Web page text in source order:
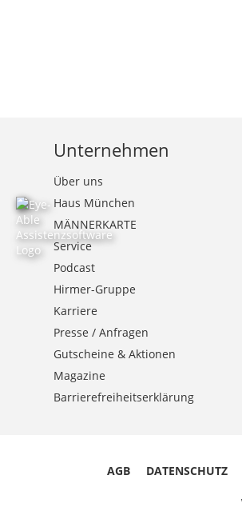
Unternehmen
Über uns
Haus München
MÄNNERKARTE
Service
Podcast
Hirmer-Gruppe
Karriere
Presse / Anfragen
Gutscheine & Aktionen
Magazine
Barrierefreiheitserklärung
AGB DATENSCHUTZ